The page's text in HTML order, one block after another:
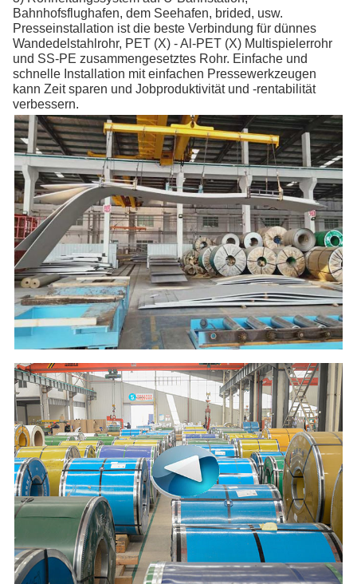
Bahnhofsflughafen, dem Seehafen, brided, usw.
Presseinstallation ist die beste Verbindung für dünnes
Wandedelstahlrohr, PET (X) - Al-PET (X) Multispielerrohr
und SS-PE zusammengesetztes Rohr. Einfache und
schnelle Installation mit einfachen Pressewerkzeugen
kann Zeit sparen und Jobproduktivität und -rentabilität
verbessern.